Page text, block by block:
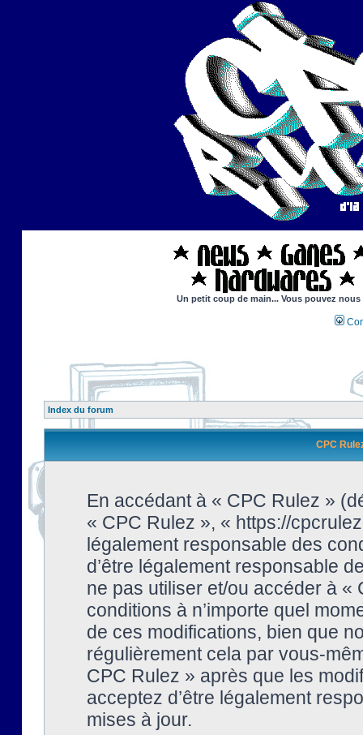
Un petit coup de main... Vous pouvez
Index du forum
CPC
En accédant à « CPC Rulez »
« CPC Rulez », « https://
légalement responsable des
d’être légalement responsable
ne pas utiliser et/ou accéder à
conditions à n’importe quel
de ces modifications, bien que
régulièrement cela par vous-
CPC Rulez » après que les
acceptez d’être légalement
mises à jour.